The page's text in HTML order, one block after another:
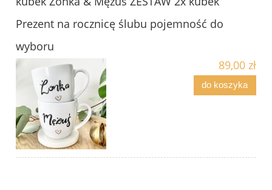
Prezent na rocznicę ślubu pojemność do
wyboru
89,00 zł
do koszyka